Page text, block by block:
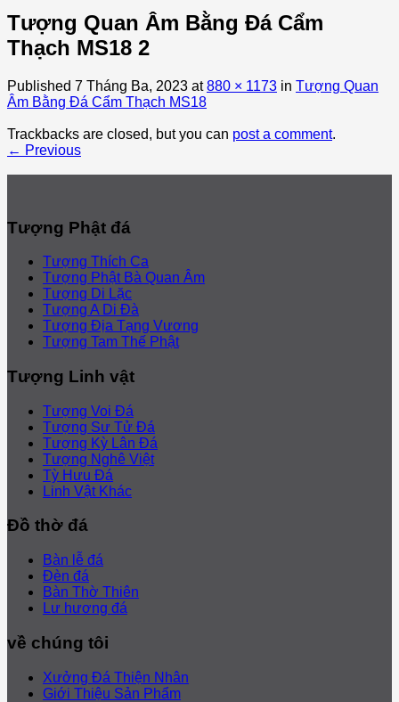
Tượng Quan Âm Bằng Đá Cẩm
Thạch MS18 2
Published 7 Tháng Ba, 2023 at880 × 1173 in Tượng Quan
Âm Bằng Đá Cẩm Thạch MS18
Trackbacks are closed, but you can post a comment.
← Previous
Tượng Phật đá
Tượng Thích Ca
Tượng Phật Bà Quan Âm
Tượng Di Lặc
Tượng A Di Đà
Tượng Địa Tạng Vương
Tượng Tam Thế Phật
Tượng Linh vật
Tượng Voi Đá
Tượng Sư Tử Đá
Tượng Kỳ Lân Đá
Tượng Nghê Việt
Tỳ Hưu Đá
Linh Vật Khác
Đồ thờ đá
Bàn lễ đá
Đèn đá
Bàn Thờ Thiên
Lư hương đá
về chúng tôi
Xưởng Đá Thiện Nhân
Giới Thiệu Sản Phẩm